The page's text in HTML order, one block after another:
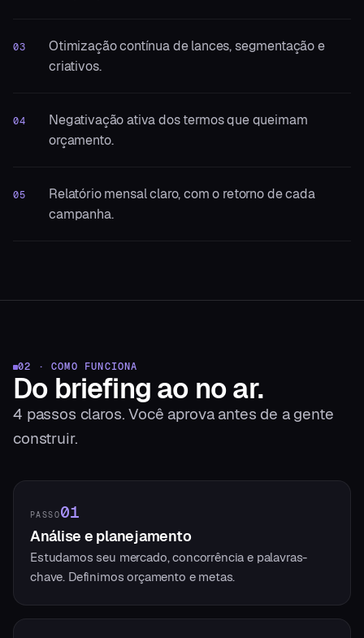
03
Otimização contínua de lances, segmentação e
criativos.
04
Negativação ativa dos termos que queimam
orçamento.
05
Relatório mensal claro, com o retorno de cada
campanha.
02 · COMO FUNCIONA
Do briefing ao no ar.
4 passos claros. Você aprova antes de a gente
construir.
PASSO01
Análise e planejamento
Estudamos seu mercado, concorrência e palavras-
chave. Definimos orçamento e metas.